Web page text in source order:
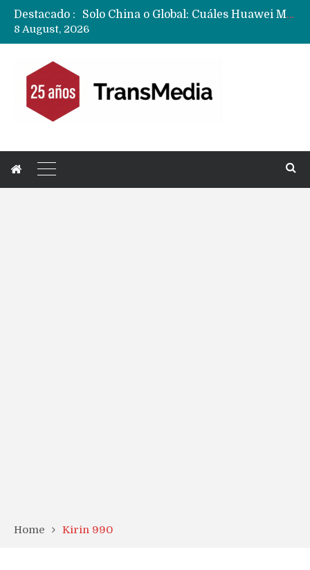
Destacado :
Data Centers de Huawei en Chile, México, Brasil,Perú y Argentina podrían verse afectados por arremetida de EE.UU
8 August, 2026
Home Kirin 990